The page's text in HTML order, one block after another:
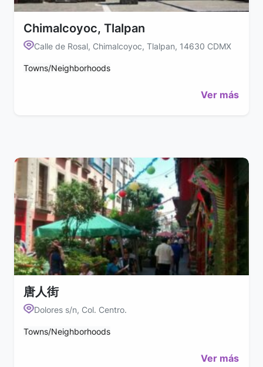
Chimalcoyoc, Tlalpan
Calle de Rosal, Chimalcoyoc, Tlalpan, 14630 CDMX
Towns/Neighborhoods
Ver más
唐人街
Dolores s/n, Col. Centro.
Towns/Neighborhoods
Ver más